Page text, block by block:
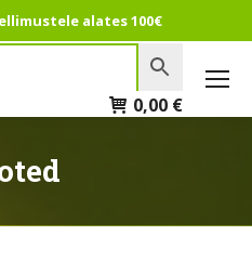
alates 100€
0,00 €